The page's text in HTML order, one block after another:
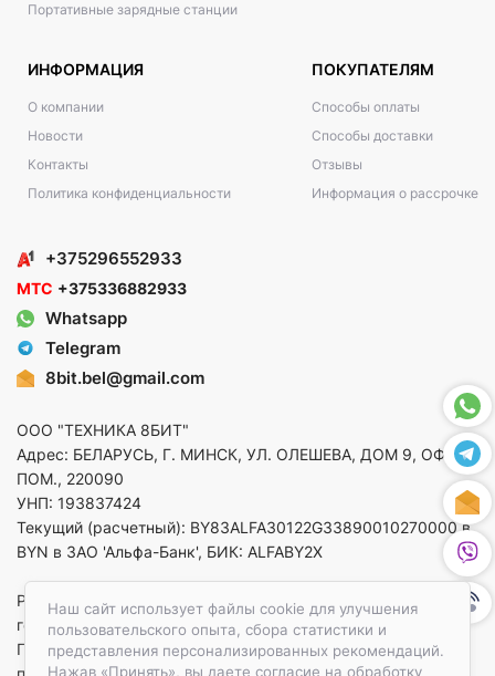
Наш сайт использует файлы cookie для улучшения
пользовательского опыта, сбора статистики и
представления персонализированных рекомендаций.
Нажав «Принять», вы даете согласие на обработку
Портативные зарядные станции
ИНФОРМАЦИЯ
О компании
Новости
Контакты
Политика конфиденциальности
ПОКУПАТЕЛЯМ
Способы оплаты
Способы доставки
Отзывы
Информация о рассрочке
+375296552933
МТС +375336882933
Whatsapp
Telegram
8bit.bel@gmail.com
ООО "ТЕХНИКА 8БИТ"
Адрес: БЕЛАРУСЬ, Г. МИНСК, УЛ. ОЛЕШЕВА, ДОМ 9, ОФ. 5,
ПОМ., 220090
УНП: 193837424
Текущий (расчетный): BY83ALFA30122G33890010270000 в
BYN в ЗАО 'Альфа-Банк', БИК: ALFABY2X
Регистрация в торговом реестре от 14.08.2025 Минский
горисполком
По вопросам защиты прав потребителей